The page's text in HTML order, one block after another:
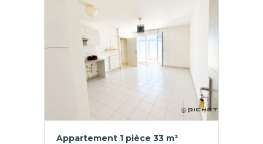
Appartement 1 pièce 33 m²